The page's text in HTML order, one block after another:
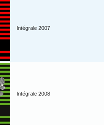
Intégrale 2007
Intégrale 2008